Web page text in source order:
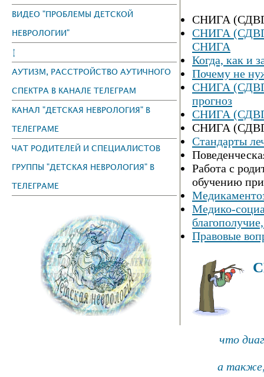
ВИДЕО "ПРОБЛЕМЫ ДЕТСКОЙ
НЕВРОЛОГИИ"
↕
АУТИЗМ, РАССТРОЙСТВО АУТИЧНОГО
СПЕКТРА В КАНАЛЕ ТЕЛЕГРАМ
КАНАЛ "ДЕТСКАЯ НЕВРОЛОГИЯ" В
ТЕЛЕГРАМЕ
ЧАТ РОДИТЕЛЕЙ И СПЕЦИАЛИСТОВ
ГРУППЫ "ДЕТСКАЯ НЕВРОЛОГИЯ" В
ТЕЛЕГРАМЕ
СНИГА (СДВГ)
СНИГА (СДВГ)
СНИГА
Когда, как и
Почему не
СНИГА (СДВГ)
прогноз
СНИГА
СНИГА
Стандарты
Работа с
обучению
Медико-
Правовые
что
а